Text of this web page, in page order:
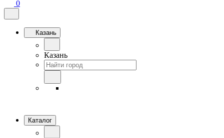
0
Казань
Казань
Каталог